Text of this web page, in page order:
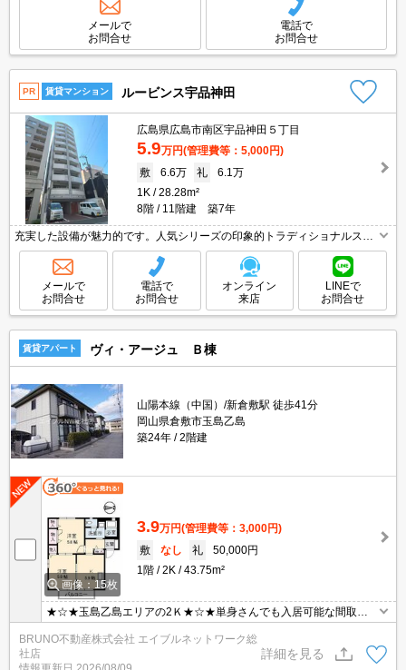
メールで
お問合せ
電話で
お問合せ
PR 賃貸マンション ルービンス宇品神田
広島県広島市南区宇品神田５丁目
5.9万円(管理費等：5,000円)
敷
6.6万 礼
6.1万
1K
28.28m²
8階
11階建 築7年
充実した設備が魅力的です。人気シリーズの印象的トラディショナルスタ
イル。引越指定業者あり。仲介手数料家賃の0.55ヵ月分。
メールで
お問合せ
電話で
お問合せ
オンライン
来店
LINEで
お問合せ
賃貸アパート ヴィ・アージュ Ｂ棟
山陽本線（中国）/新倉敷駅 徒歩41分
岡山県倉敷市玉島乙島
築24年
2階建
画像：15枚
3.9万円(管理費等：3,000円)
敷
なし 礼
50,000円
1階
2K 43.75m²
★☆★玉島乙島エリアの2Ｋ★☆★単身さんでも入居可能な間取り
BRUNO不動産株式会社 エイブルネットワーク総
社店
詳細を見る